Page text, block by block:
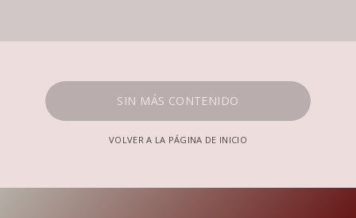
SIN MÁS CONTENIDO
VOLVER A LA PÁGINA DE INICIO